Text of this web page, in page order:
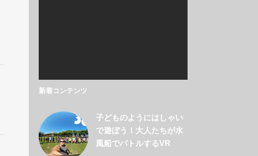
新着コンテンツ
子どものようにはしゃい
で遊ぼう！大人たちが水
風船でバトルするVR